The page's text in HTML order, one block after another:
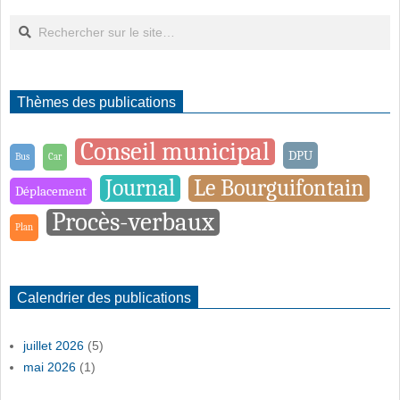
Thèmes des publications
Bus Car Conseil municipal DPU
Déplacement Journal Le Bourguifontain
Plan Procès-verbaux
Calendrier des publications
juillet 2026 (5)
mai 2026 (1)